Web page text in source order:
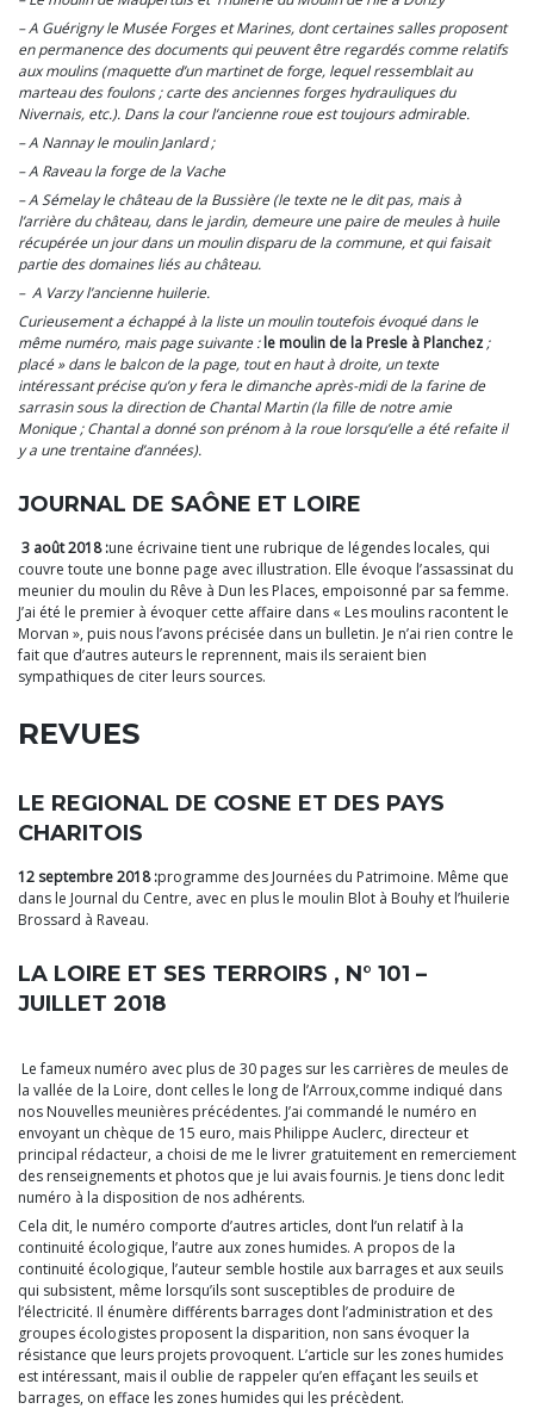
– A Guérigny le Musée Forges et Marines, dont certaines salles proposent
en permanence des documents qui peuvent être regardés comme relatifs
aux moulins (maquette d’un martinet de forge, lequel ressemblait au
marteau des foulons ; carte des anciennes forges hydrauliques du
Nivernais, etc.). Dans la cour l’ancienne roue est toujours admirable.
– A Nannay le moulin Janlard ;
– A Raveau la forge de la Vache
– A Sémelay le château de la Bussière (le texte ne le dit pas, mais à
l’arrière du château, dans le jardin, demeure une paire de meules à huile
récupérée un jour dans un moulin disparu de la commune, et qui faisait
partie des domaines liés au château.
– A Varzy l’ancienne huilerie.
Curieusement a échappé à la liste un moulin toutefois évoqué dans le
même numéro, mais page suivante : le moulin de la Presle à Planchez ;
placé » dans le balcon de la page, tout en haut à droite, un texte
intéressant précise qu’on y fera le dimanche après-midi de la farine de
sarrasin sous la direction de Chantal Martin (la fille de notre amie
Monique ; Chantal a donné son prénom à la roue lorsqu’elle a été refaite il
y a une trentaine d’années).
JOURNAL DE SAÔNE ET LOIRE
3 août 2018 :une écrivaine tient une rubrique de légendes locales, qui
couvre toute une bonne page avec illustration. Elle évoque l’assassinat du
meunier du moulin du Rêve à Dun les Places, empoisonné par sa femme.
J’ai été le premier à évoquer cette affaire dans « Les moulins racontent le
Morvan », puis nous l’avons précisée dans un bulletin. Je n’ai rien contre le
fait que d’autres auteurs le reprennent, mais ils seraient bien
sympathiques de citer leurs sources.
REVUES
LE REGIONAL DE COSNE ET DES PAYS
CHARITOIS
12 septembre 2018 :programme des Journées du Patrimoine. Même que
dans le Journal du Centre, avec en plus le moulin Blot à Bouhy et l’huilerie
Brossard à Raveau.
LA LOIRE ET SES TERROIRS , N° 101 –
JUILLET 2018
Le fameux numéro avec plus de 30 pages sur les carrières de meules de
la vallée de la Loire, dont celles le long de l’Arroux,comme indiqué dans
nos Nouvelles meunières précédentes. J’ai commandé le numéro en
envoyant un chèque de 15 euro, mais Philippe Auclerc, directeur et
principal rédacteur, a choisi de me le livrer gratuitement en remerciement
des renseignements et photos que je lui avais fournis. Je tiens donc ledit
numéro à la disposition de nos adhérents.
Cela dit, le numéro comporte d’autres articles, dont l’un relatif à la
continuité écologique, l’autre aux zones humides. A propos de la
continuité écologique, l’auteur semble hostile aux barrages et aux seuils
qui subsistent, même lorsqu’ils sont susceptibles de produire de
l’électricité. Il énumère différents barrages dont l’administration et des
groupes écologistes proposent la disparition, non sans évoquer la
résistance que leurs projets provoquent. L’article sur les zones humides
est intéressant, mais il oublie de rappeler qu’en effaçant les seuils et
barrages, on efface les zones humides qui les précèdent.